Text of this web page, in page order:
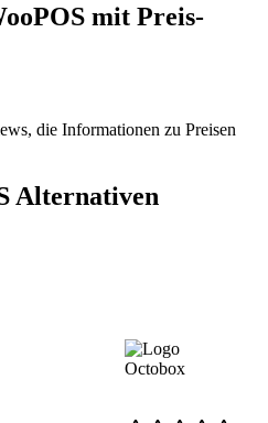
mit Preis-
die Informationen zu Preisen
Alternativen
Octobox